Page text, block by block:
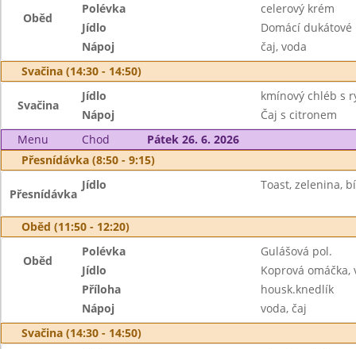
Oběd
Polévka
celerový krém
Jídlo
Domácí
Nápoj
čaj, voda
Svačina (14:30 - 14:50)
Svačina
Jídlo
kmínový chléb s
Nápoj
Čaj s citronem
Menu
Chod
Pátek 26. 6. 2026
Přesnídávka (8:50 - 9:15)
Přesnídávka
Jídlo Toast, zelenina,
Oběd (11:50 - 12:20)
Oběd
Polévka
Gulášová pol.
Jídlo
Koprová omáčka,
Příloha
housk.knedlík
Nápoj
voda, čaj
Svačina (14:30 - 14:50)